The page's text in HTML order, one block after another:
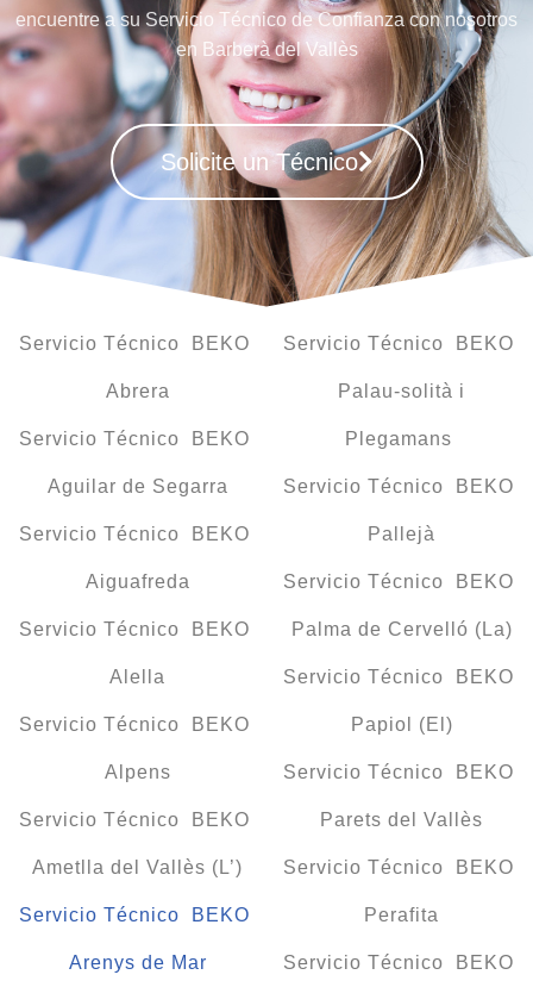
encuentre a su Servicio Técnico de Confianza con nosotros
en Barberà del Vallès
Solicite un Técnico
Servicio Técnico BEKO
Abrera
Servicio Técnico BEKO
Aguilar de Segarra
Servicio Técnico BEKO
Aiguafreda
Servicio Técnico BEKO
Alella
Servicio Técnico BEKO
Alpens
Servicio Técnico BEKO
Ametlla del Vallès (L’)
Servicio Técnico BEKO
Arenys de Mar
Servicio Técnico BEKO
Palau-solità i
Plegamans
Servicio Técnico BEKO
Pallejà
Servicio Técnico BEKO
Palma de Cervelló (La)
Servicio Técnico BEKO
Papiol (El)
Servicio Técnico BEKO
Parets del Vallès
Servicio Técnico BEKO
Perafita
Servicio Técnico BEKO